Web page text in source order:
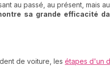
au passé, au présent, mais
sa grande efficacité
de voiture, les étapes d'un